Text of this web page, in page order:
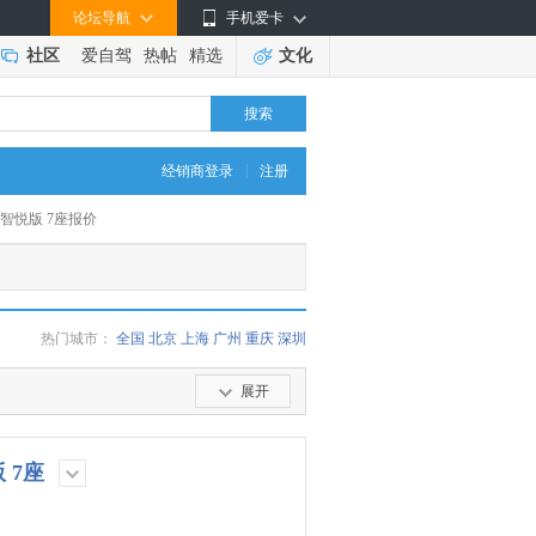
手机爱卡
论坛导航
社区 爱自驾 热帖 精选 文化
搜索
经销商登录 注册
悦版 7座报价
热门城市： 全国 北京 上海 广州 重庆 深圳
展开
7座